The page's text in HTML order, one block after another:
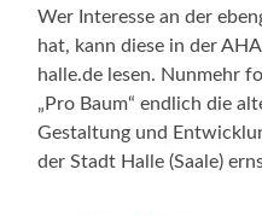
Wer Interesse an der
hat, kann diese in der
halle.de lesen. Nunmehr
„Pro Baum“ endlich die
Gestaltung und
der Stadt Halle (Saale)